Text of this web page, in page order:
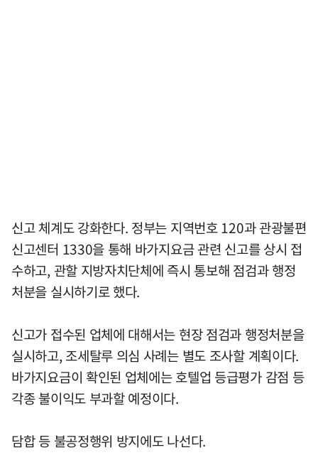
신고 체계도 강화한다. 정부는 지역번호 120과 관광불편
신고센터 1330을 통해 바가지요금 관련 신고를 상시 접
수하고, 관할 지방자치단체에 즉시 통보해 점검과 행정
처분을 실시하기로 했다.
신고가 접수된 업체에 대해서는 현장 점검과 행정처분을
실시하고, 조세탈루 의심 사례는 별도 조사할 계획이다.
바가지요금이 확인된 업체에는 호텔업 등급평가 감점 등
각종 불이익도 부과할 예정이다.
담합 등 불공정행위 방지에도 나선다.